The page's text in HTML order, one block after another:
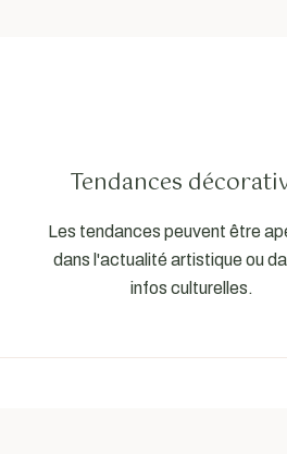
Tendances
Les tendances peuvent être
dans l'actualité artistique ou
infos culturelles.